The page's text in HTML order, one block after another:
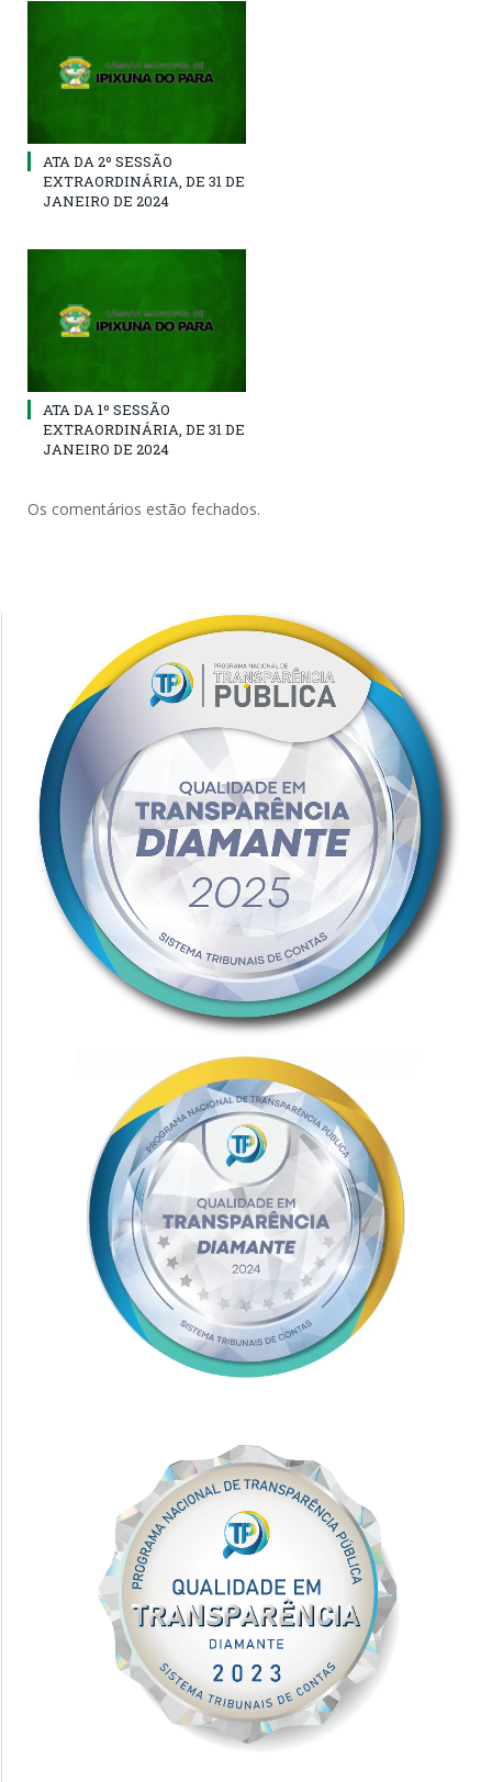
ATA DA 2º SESSÃO
EXTRAORDINÁRIA, DE 31 DE
JANEIRO DE 2024
ATA DA 1º SESSÃO
EXTRAORDINÁRIA, DE 31 DE
JANEIRO DE 2024
Os comentários estão fechados.